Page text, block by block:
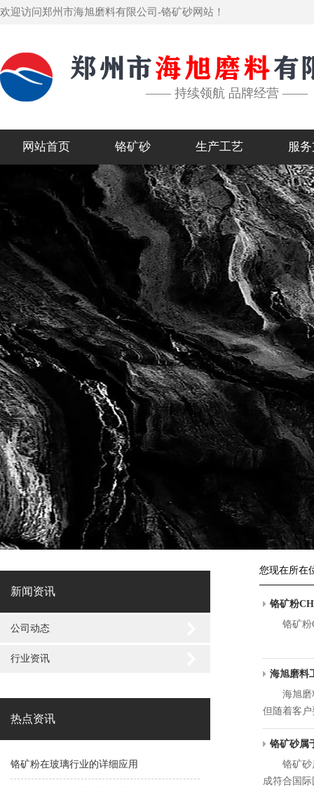
欢迎访问郑州市海旭磨料有限公司-铬矿砂网站！
—— 持续领航 品牌经营 ——
网站首页 铬矿砂 生产工艺 服
新闻资讯
公司动态
行业资讯
热点资讯
铬矿粉在玻璃行业的详细应用
您现在所在
铬矿粉
铬矿粉
海旭磨料
海旭磨料
但随着客
铬矿砂属
铬矿砂属
成符合国